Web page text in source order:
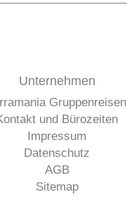
Unternehmen
Gruppenreisen
und Bürozeiten
Impressum
Datenschutz
AGB
Sitemap